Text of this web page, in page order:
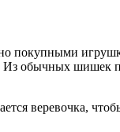
покупными
Из обычных шишек
веревочка,